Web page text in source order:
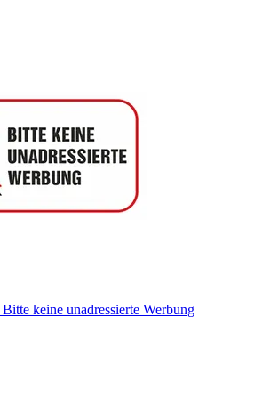
keine unadressierte Werbung